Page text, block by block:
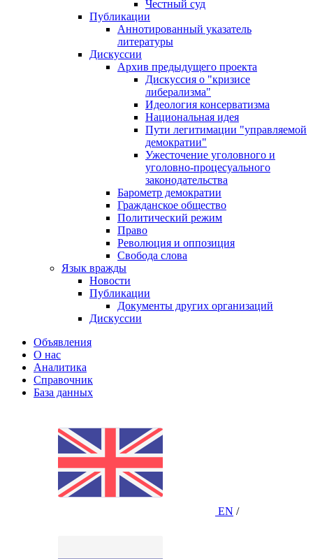
Честный суд
Публикации
Аннотированный указатель
литературы
Дискуссии
Архив предыдущего проекта
Дискуссия о "кризисе
либерализма"
Идеология консерватизма
Национальная идея
Пути легитимации "управляемой
демократии"
Ужесточение уголовного и
уголовно-процесуального
законодательства
Барометр демократии
Гражданское общество
Политический режим
Право
Революция и оппозиция
Свобода слова
Язык вражды
Новости
Публикации
Документы других организаций
Дискуссии
Объявления
О нас
Аналитика
Справочник
База данных
EN /